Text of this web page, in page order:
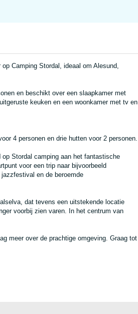
Camping Stordal, ideaal om Alesund,
en beschikt over een slaapkamer met
keuken en een woonkamer met tv en
4 personen en drie hutten voor 2 personen.
Stordal camping aan het fantastische
voor een trip naar bijvoorbeeld
en de beroemde
dat tevens een uitstekende locatie
voorbij zien varen. In het centrum van
meer over de prachtige omgeving. Graag tot